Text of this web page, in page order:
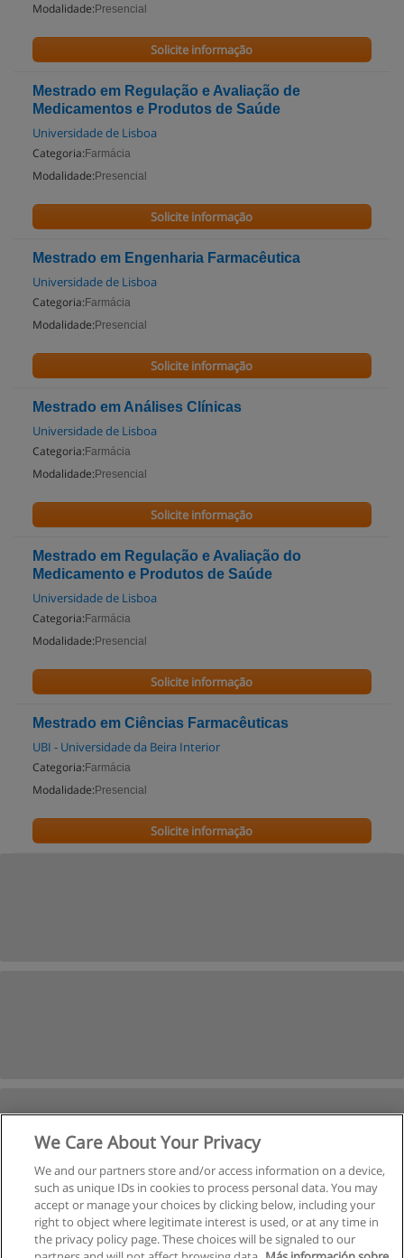
Modalidade: Presencial
Solicite informação
Mestrado em Regulação e Avaliação de
Medicamentos e Produtos de Saúde
Universidade de Lisboa
Categoria: Farmácia
Modalidade: Presencial
Solicite informação
Mestrado em Engenharia Farmacêutica
Universidade de Lisboa
Categoria: Farmácia
Modalidade: Presencial
Solicite informação
Mestrado em Análises Clínicas
Universidade de Lisboa
Categoria: Farmácia
Modalidade: Presencial
Solicite informação
Mestrado em Regulação e Avaliação do
Medicamento e Produtos de Saúde
Universidade de Lisboa
Categoria: Farmácia
Modalidade: Presencial
Solicite informação
Mestrado em Ciências Farmacêuticas
UBI - Universidade da Beira Interior
Categoria: Farmácia
Modalidade: Presencial
Solicite informação
Próxima
We Care About Your Privacy
We and our partners store and/or access information on a device,
such as unique IDs in cookies to process personal data. You may
accept or manage your choices by clicking below, including your
right to object where legitimate interest is used, or at any time in
the privacy policy page. These choices will be signaled to our